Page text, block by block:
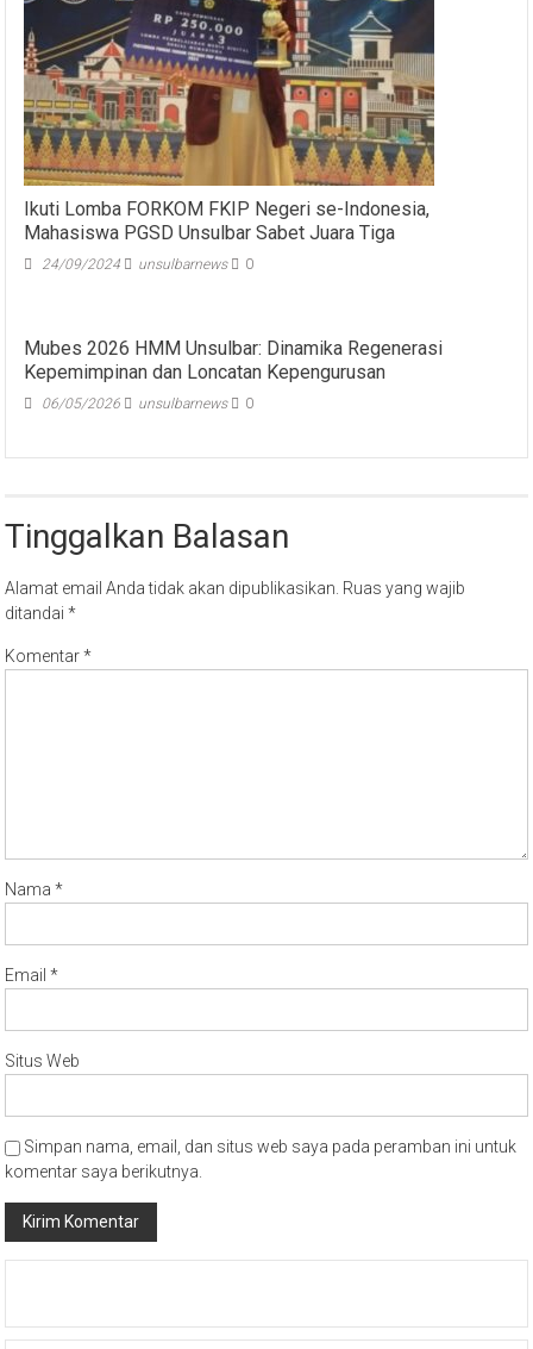
Ikuti Lomba FORKOM FKIP Negeri se-Indonesia,
Mahasiswa PGSD Unsulbar Sabet Juara Tiga
24/09/2024 unsulbarnews 0
Mubes 2026 HMM Unsulbar: Dinamika Regenerasi
Kepemimpinan dan Loncatan Kepengurusan
06/05/2026 unsulbarnews 0
Tinggalkan Balasan
Alamat email Anda tidak akan dipublikasikan. Ruas yang wajib
ditandai*
Komentar*
Nama*
Email*
Situs Web
Simpan nama, email, dan situs web saya pada peramban ini untuk
komentar saya berikutnya.